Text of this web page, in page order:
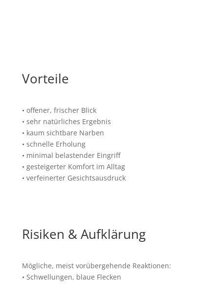
Vorteile
• offener, frischer Blick
• sehr natürliches Ergebnis
• kaum sichtbare Narben
• schnelle Erholung
• minimal belastender Eingriff
• gesteigerter Komfort im Alltag
• verfeinerter Gesichtsausdruck
Risiken & Aufklärung
Mögliche, meist vorübergehende Reaktionen:
• Schwellungen, blaue Flecken